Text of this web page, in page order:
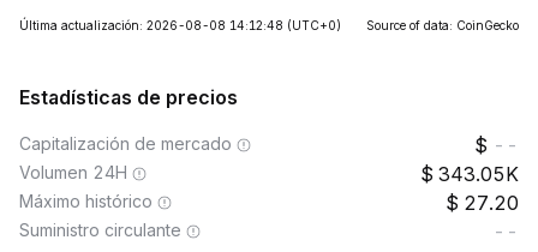
Última actualización: 2026-08-08 14:12:48 (UTC+0) Source of data: CoinGecko
Estadísticas de precios
Capitalización de mercado --
Volumen 24H 343.05K
Máximo histórico 27.20
Suministro circulante --